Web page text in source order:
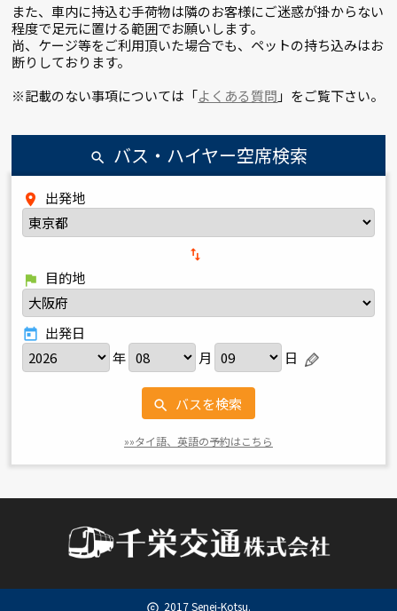
search バス・ハイヤー空席検索
place 出発地
import_export
flag
目的地
today 出発日
年
月 日
search バスを検索
»»タイ語、英語の予約はこちら
また、車内に持込む手荷物は隣のお客様にご迷惑が掛からない
程度で足元に置ける範囲でお願いします。
尚、ケージ等をご利用頂いた場合でも、ペットの持ち込みはお
断りしております。
※記載のない事項については「よくある質問 」をご覧下さい。
copyright 2017 Senei-Kotsu.